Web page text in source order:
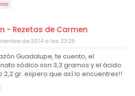
- Rezetas de Carmen
de 2014 a las 22:25
Guadalupe, te cuento, el
sódico son 3,3 gramos y el ácido
2,2 gr. espero que así lo encuentres!!